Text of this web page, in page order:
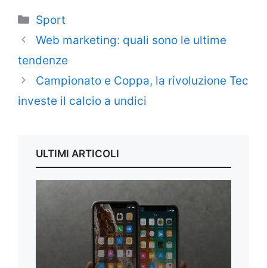
Categorie
Sport
Web marketing: quali sono le ultime
tendenze
Campionato e Coppa, la rivoluzione Tec
investe il calcio a undici
ULTIMI ARTICOLI